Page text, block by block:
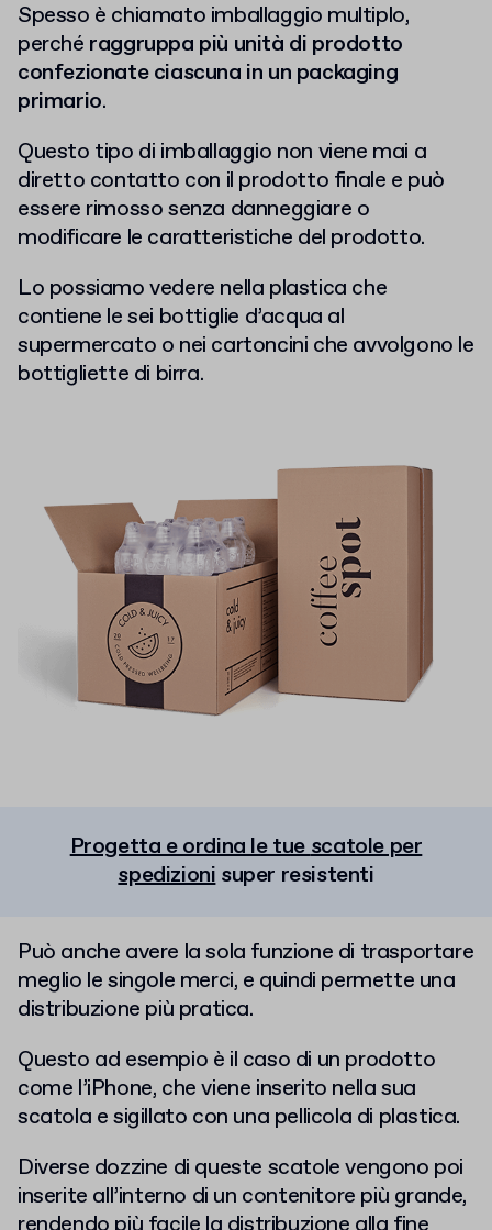
Spesso è chiamato imballaggio multiplo,
perché raggruppa più unità di prodotto
confezionate ciascuna in un packaging
primario.
Questo tipo di imballaggio non viene mai a
diretto contatto con il prodotto finale e può
essere rimosso senza danneggiare o
modificare le caratteristiche del prodotto.
Lo possiamo vedere nella plastica che
contiene le sei bottiglie d’acqua al
supermercato o nei cartoncini che avvolgono le
bottigliette di birra.
Progetta e ordina le tuescatole per
spedizionisuper resistenti
Può anche avere la sola funzione di trasportare
meglio le singole merci, e quindi permette una
distribuzione più pratica.
Questo ad esempio è il caso di un prodotto
come l’iPhone, che viene inserito nella sua
scatola e sigillato con una pellicola di plastica.
Diverse dozzine di queste scatole vengono poi
inserite all’interno di un contenitore più grande,